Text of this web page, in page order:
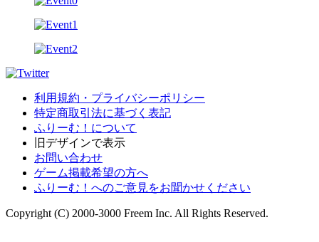
利用規約・プライバシーポリシー
特定商取引法に基づく表記
ふりーむ！について
旧デザインで表示
お問い合わせ
ゲーム掲載希望の方へ
ふりーむ！へのご意見をお聞かせください
Copyright (C) 2000-3000 Freem Inc. All Rights Reserved.